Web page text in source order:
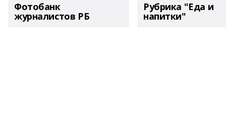
Фотобанк
журналистов РБ
Рубрика "Еда и
напитки"